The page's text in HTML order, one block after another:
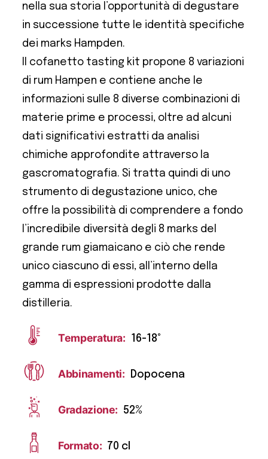
nella sua storia l’opportunità di degustare
in successione tutte le identità specifiche
dei marks Hampden.
Il cofanetto tasting kit propone 8 variazioni
di rum Hampen e contiene anche le
informazioni sulle 8 diverse combinazioni di
materie prime e processi, oltre ad alcuni
dati significativi estratti da analisi
chimiche approfondite attraverso la
gascromatografia. Si tratta quindi di uno
strumento di degustazione unico, che
offre la possibilità di comprendere a fondo
l’incredibile diversità degli 8 marks del
grande rum giamaicano e ciò che rende
unico ciascuno di essi, all’interno della
gamma di espressioni prodotte dalla
distilleria.
Temperatura: 16-18°
Abbinamenti: Dopocena
Gradazione: 52%
Formato: 70 cl